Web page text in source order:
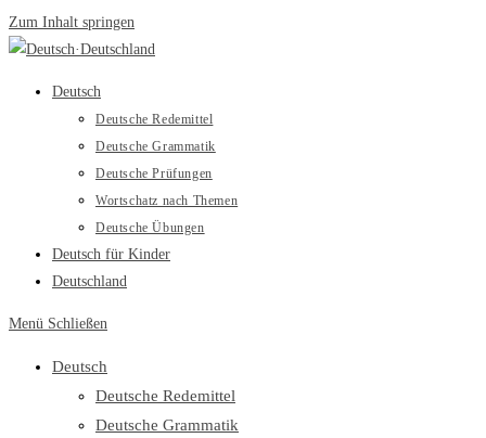
Zum Inhalt springen
Deutsch
Deutsche Redemittel
Deutsche Grammatik
Deutsche Prüfungen
Wortschatz nach Themen
Deutsche Übungen
Deutsch für Kinder
Deutschland
Menü Schließen
Deutsch
Deutsche Redemittel
Deutsche Grammatik